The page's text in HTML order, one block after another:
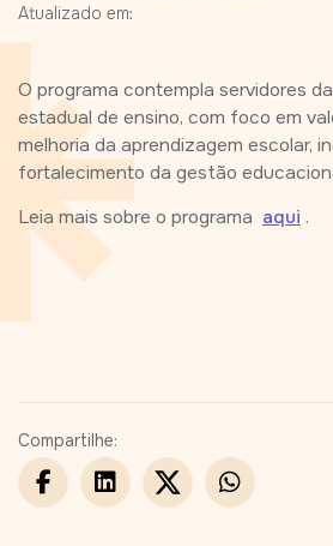
Atualizado em:
O programa contempla servidores
estadual de ensino, com foco em
melhoria da aprendizagem escolar,
fortalecimento da gestão
Leia mais sobre o programa aqui .
Compartilhe: